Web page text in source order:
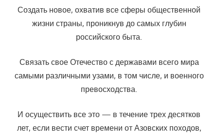
Создать новое, охватив все сферы общественной
жизни страны, проникнув до самых глубин
российского быта.
Связать свое Отечество с державами всего мира
самыми различными узами, в том числе, и военного
превосходства.
И осуществить все это — в течение трех десятков
лет, если вести счет времени от Азовских походов,